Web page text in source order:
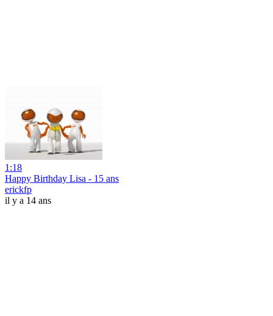
1:18
Happy Birthday Lisa - 15 ans
erickfp
il y a 14 ans